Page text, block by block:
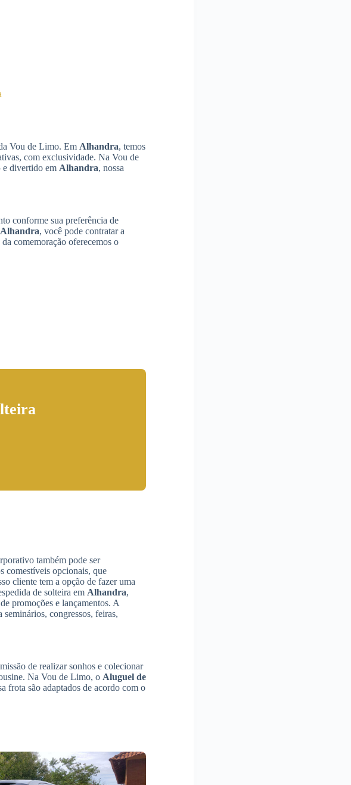
Vou de Limo. Em Alhandra, temos
com exclusividade. Na Vou de
e divertido em Alhandra, nossa
conforme sua preferência de
Alhandra, você pode contratar a
comemoração oferecemos o
também pode ser
comestíveis opcionais, que
cliente tem a opção de fazer uma
de solteira em Alhandra,
promoções e lançamentos. A
congressos, feiras,
de realizar sonhos e colecionar
Na Vou de Limo, o Aluguel de
frota são adaptados de acordo com o